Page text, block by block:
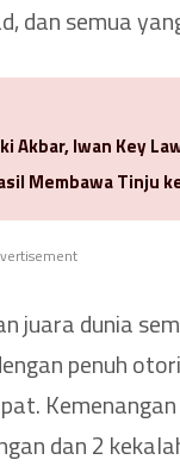
dan semua
Akbar, Iwan Key
Membawa Tinju
juara dunia
penuh
dan 2